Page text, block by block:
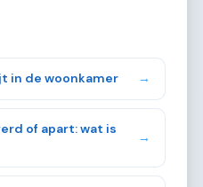
in de woonkamer →
of apart: wat is
→